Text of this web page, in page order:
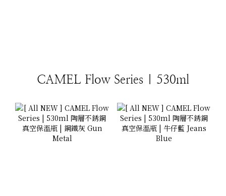
CAMEL Flow Series | 530ml